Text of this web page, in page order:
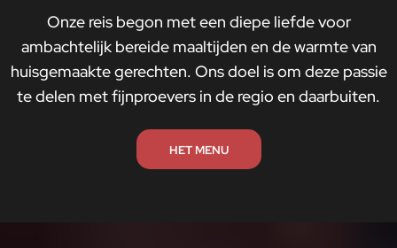
Onze reis begon met een diepe liefde voor
ambachtelijk bereide maaltijden en de warmte van
huisgemaakte gerechten. Ons doel is om deze passie
te delen met fijnproevers in de regio en daarbuiten.
HET MENU